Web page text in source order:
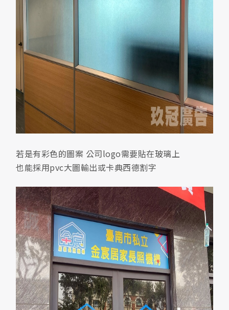
若是有彩色的圖案 公司logo需要貼在玻璃上
也能採用pvc大圖輸出或卡典西德割字